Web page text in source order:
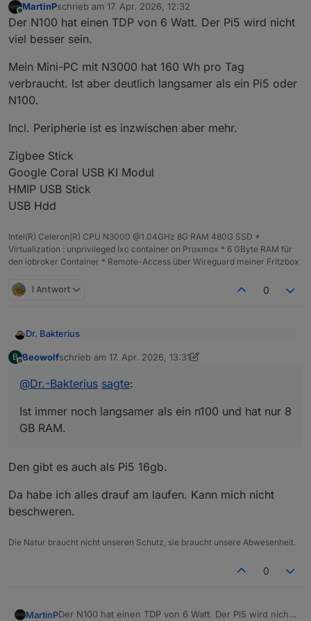
Online
MartinPschrieb am 17. Apr. 2026, 12:32
zuletzt editiert von
Der N100 hat einen TDP von 6 Watt. Der Pi5 wird nicht
viel besser sein.
Mein Mini-PC mit N3000 hat 160 Wh pro Tag
verbraucht. Ist aber deutlich langsamer als ein Pi5 oder
N100.
Incl. Peripherie ist es inzwischen aber mehr.
Zigbee Stick
Google Coral USB KI Modul
HMIP USB Stick
USB Hdd
Intel(R) Celeron(R) CPU N3000 @1.04GHz 8G RAM 480G SSD *
Virtualization : unprivileged lxc container on Proxmox * 6 GByte RAM für
den iobroker Container * Remote-Access über Wireguard meiner Fritzbox
1 Antwort 0
Dr. Bakterius
langsamer als ein n100 und hat nur 8 GB RAM.
Laufwerk und ein Gehäuse. Ein Mini-PC mit
einem n100 ist da flexibler, er läuft mit bis zu 32
man in der Regel nicht hört).
SSD-Wahnsinn schon deutlich höher als vor
einem Jahr. Aber ich finde, immer noch die
nötige Zubehör berücksichtigt.
B Beowolfschrieb am 17. Apr. 2026, 13:31
zuletzt editiert von Beowolf
@Dr.-Bakterius sagte:
Ist immer noch langsamer als ein n100 und hat nur 8
GB RAM.
Den gibt es auch als Pi5 16gb.
Da habe ich alles drauf am laufen. Kann mich nicht
beschweren.
Die Natur braucht nicht unseren Schutz, sie braucht unsere Abwesenheit.
0
MartinPDer N100 hat einen TDP von 6 Watt. Der Pi5 wird nicht